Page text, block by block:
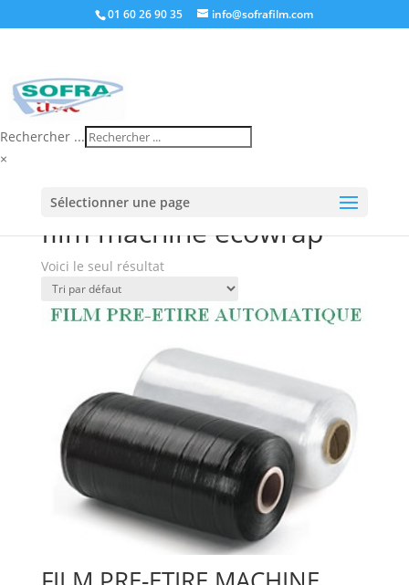
01 60 26 90 35 info@sofrafilm.com
Rechercher ...
×
Sélectionner une page
ecowrap”
film machine ecowrap
Voici le seul résultat